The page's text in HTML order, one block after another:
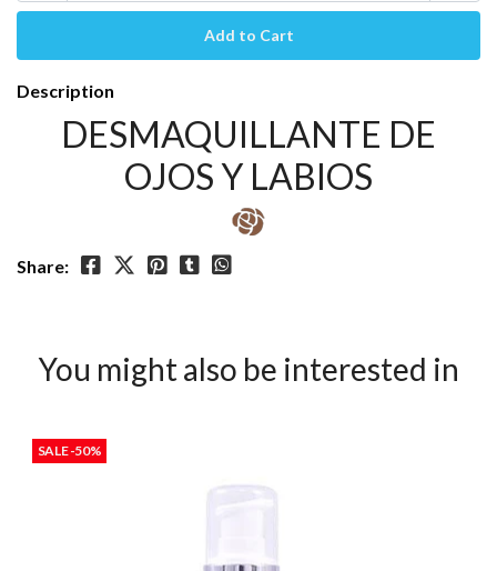
Description
DESMAQUILLANTE DE
OJOS Y LABIOS
Share:
You might also be interested in
SALE -50%